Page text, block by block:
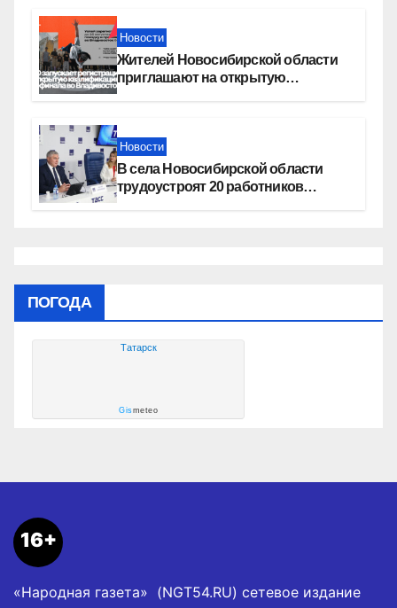
Новости
Жителей Новосибирской области
приглашают на открытую
Новости
В села Новосибирской области
трудоустроят 20 работников
ПОГОДА
Татарск
Gismeteo
16+
«Народная газета» (NGT54.RU) сетевое издание